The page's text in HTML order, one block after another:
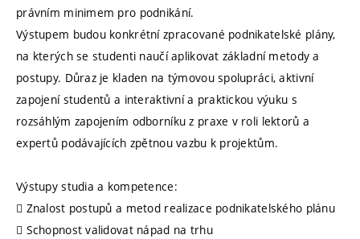
právním minimem pro podnikání.
Výstupem budou konkrétní zpracované podnikatelské plány,
na kterých se studenti naučí aplikovat základní metody a
postupy. Důraz je kladen na týmovou spolupráci, aktivní
zapojení studentů a interaktivní a praktickou výuku s
rozsáhlým zapojením odborníku z praxe v roli lektorů a
expertů podávajících zpětnou vazbu k projektům.
Výstupy studia a kompetence:
 Znalost postupů a metod realizace podnikatelského plánu
 Schopnost validovat nápad na trhu